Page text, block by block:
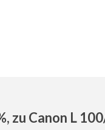
zu Canon L